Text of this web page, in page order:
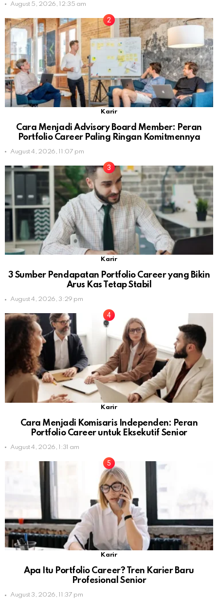
August 5, 2026, 12:35 am
Karir
Cara Menjadi Advisory Board Member: Peran
Portfolio Career Paling Ringan Komitmennya
August 4, 2026, 11:07 pm
Karir
3 Sumber Pendapatan Portfolio Career yang Bikin
Arus Kas Tetap Stabil
August 4, 2026, 3:29 pm
Karir
Cara Menjadi Komisaris Independen: Peran
Portfolio Career untuk Eksekutif Senior
August 4, 2026, 1:31 am
Karir
Apa Itu Portfolio Career? Tren Karier Baru
Profesional Senior
August 3, 2026, 11:37 pm